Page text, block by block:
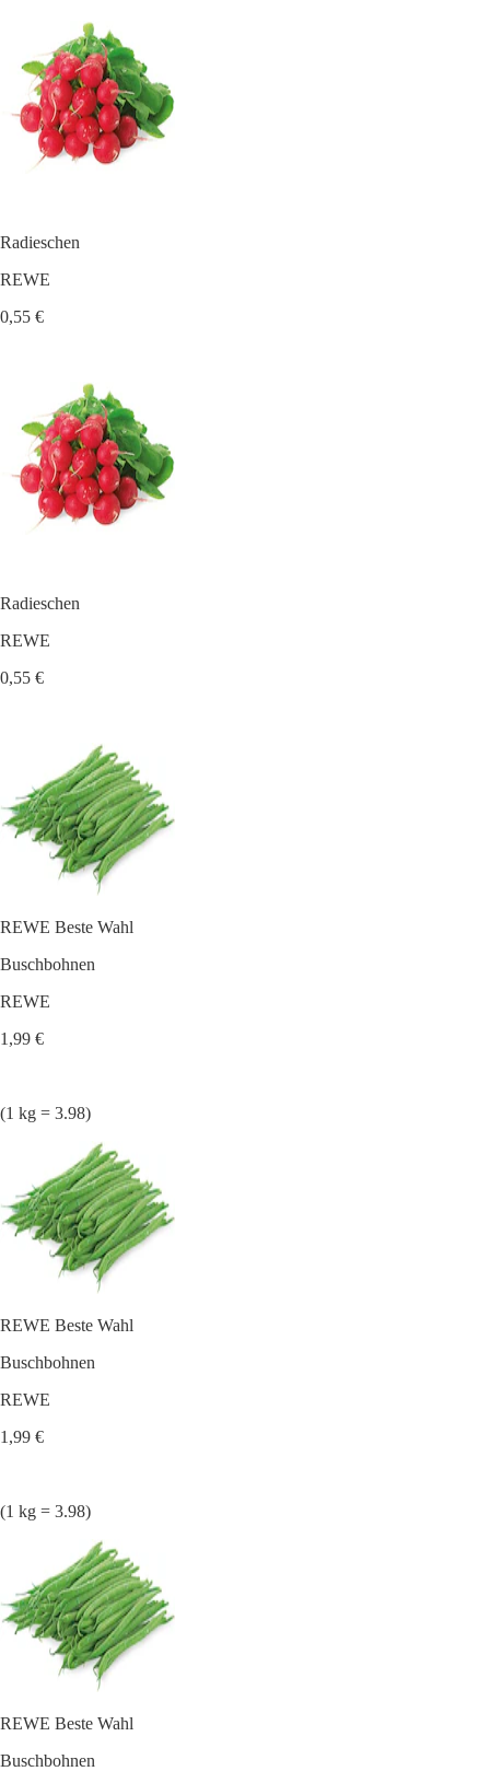
Radieschen
REWE
0,55 €
Radieschen
REWE
0,55 €
REWE Beste Wahl
Buschbohnen
REWE
1,99 €
(1 kg = 3.98)
REWE Beste Wahl
Buschbohnen
REWE
1,99 €
(1 kg = 3.98)
REWE Beste Wahl
Buschbohnen